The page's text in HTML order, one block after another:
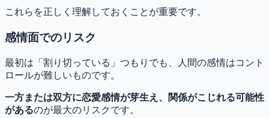
これらを正しく理解しておくことが重要です。
感情面でのリスク
最初は「割り切っている」つもりでも、人間の感情はコント
ロールが難しいものです。
一方または双方に恋愛感情が芽生え、関係がこじれる可能性
があるのが最大のリスクです。